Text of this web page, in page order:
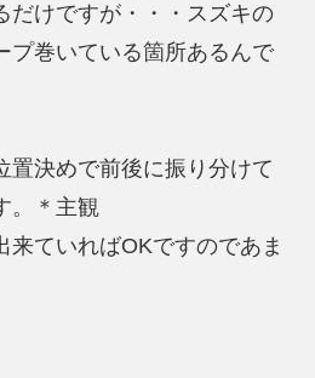
だけですが・・・スズキの
プ巻いている箇所あるんで
置決めで前後に振り分けて
。＊主観
来ていればOKですのであま